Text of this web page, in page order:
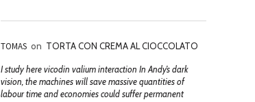
TOMAS on TORTA CON CREMA AL CIOCCOLATO
I study here vicodin valium interaction In Andy’s dark
vision, the machines will save massive quantities of
labour time and economies could suffer permanent